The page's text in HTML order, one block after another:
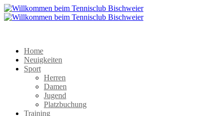
Home
Neuigkeiten
Sport
Herren
Damen
Jugend
Platzbuchung
Training